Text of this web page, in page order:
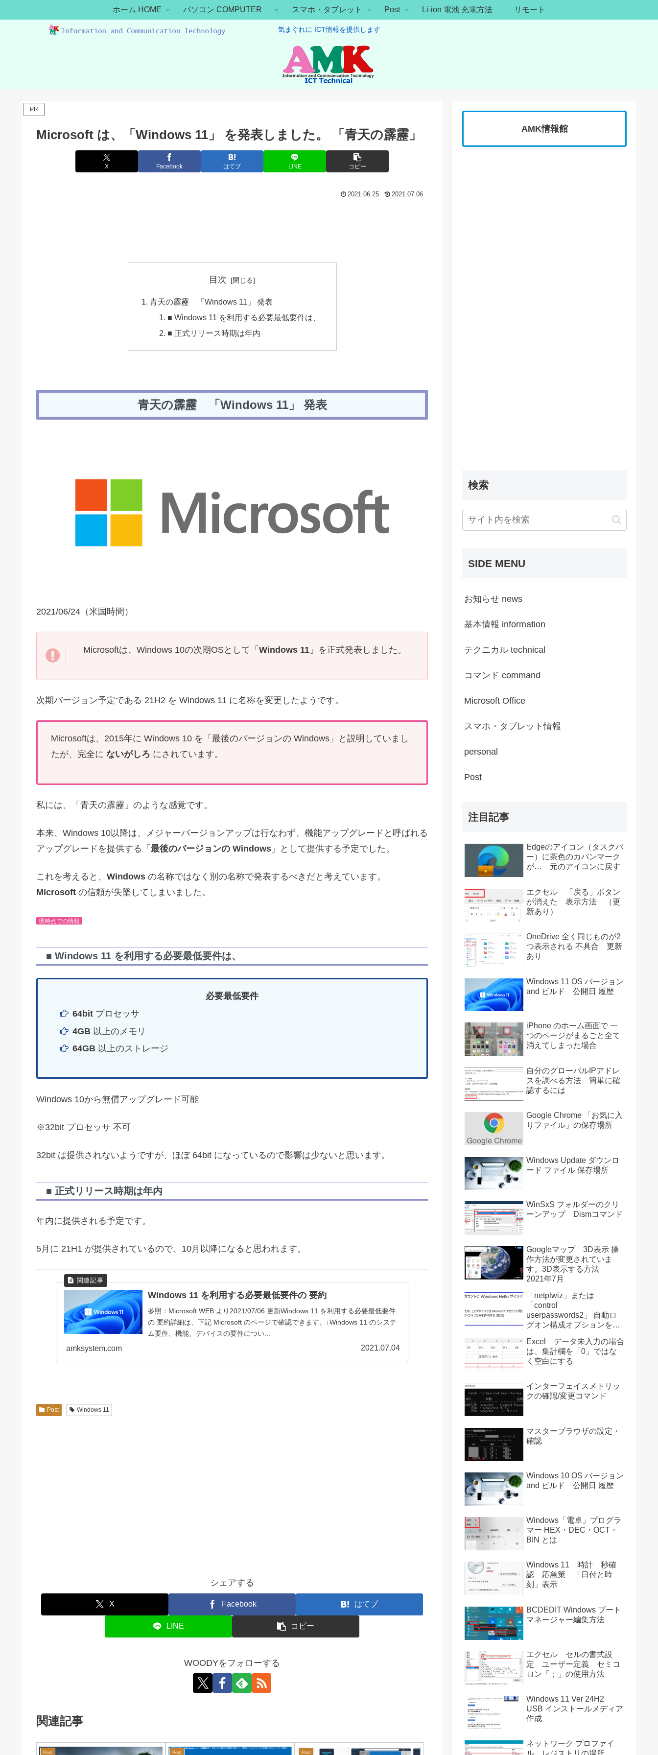
気まぐれに ICT情報を提供します
ホーム HOME パソコン COMPUTER スマホ・タブレット Post Li-ion 電池 充電方法 リモート
PR
Microsoft は、「Windows 11」 を発表しました。 「青天の霹靂」
X Facebook はてブ LINE コピー
2021.06.25 2021.07.06
目次
青天の霹靂 「Windows 11」 発表
■ Windows 11 を利用する必要最低要件は、
■ 正式リリース時期は年内
青天の霹靂 「Windows 11」 発表
2021/06/24（米国時間）
Microsoftは、Windows 10の次期OSとして「 Windows 11 」を正式発表しました。
次期バージョン予定である 21H2 を Windows 11 に名称を変更したようです。
Microsoftは、2015年に Windows 10 を「最後のバージョンの Windows」と説明していまし
たが、完全に ないがしろ にされています。
私には、「青天の霹靂」のような感覚です。
本来、Windows 10以降は、メジャーバージョンアップは行なわず、機能アップグレードと呼ばれる
アップグレードを提供する「 最後のバージョンの Windows 」として提供する予定でした。
これを考えると、 Windows の名称ではなく別の名称で発表するべきだと考えています。
Microsoft の信頼が失墜してしまいました。
現時点での情報
■ Windows 11 を利用する必要最低要件は、
必要最低要件
64bitプロセッサ
4GB以上のメモリ
64GB以上のストレージ
Windows 10から無償アップグレード可能
※32bit プロセッサ 不可
32bit は提供されないようですが、ほぼ 64bit になっているので影響は少ないと思います。
■ 正式リリース時期は年内
年内に提供される予定です。
5月に 21H1 が提供されているので、10月以降になると思われます。
Windows 11 を利用する必要最低要件の 要約
参照：Microsoft WEB より2021/07/06 更新Windows 11 を利用する必要最低要件
の 要約詳細は、下記 Microsoft のページで確認できます。↓Windows 11 のシステ
ム要件、機能、デバイスの要件につい...
amksystem.com 2021.07.04
Post Windows 11
シェアする
X Facebook はてブ
LINE コピー
WOODYをフォローする
関連記事
Post Post Post
AMK情報館
検索
SIDE MENU
お知らせ news
基本情報 information
テクニカル technical
コマンド command
Microsoft Office
スマホ・タブレット情報
personal
Post
注目記事
Edgeのアイコン（タスクバ
ー）に茶色のカバンマーク
が… 元のアイコンに戻す
エクセル 「戻る」ボタン
が消えた 表示方法 （更
新あり）
OneDrive 全く同じものが2
つ表示される 不具合 更新
あり
Windows 11 OS バージョン
and ビルド 公開日 履歴
iPhone のホーム画面で 一
つのページがまるごと全て
消えてしまった場合
自分のグローバルIPアドレ
スを調べる方法 簡単に確
認するには
Google Chrome 「お気に入
りファイル」の保存場所
Windows Update ダウンロ
ード ファイル 保存場所
WinSxS フォルダーのクリ
ーンアップ Dismコマンド
Googleマップ 3D表示 操
作方法が変更されていま
す。3D表示する方法
2021年7月
「netplwiz」または
「control
userpasswords2」 自動ロ
グオン構成オプションを復
Excel データ未入力の場合
は、集計欄を「0」ではな
く空白にする
インターフェイスメトリッ
クの確認/変更コマンド
マスターブラウザの設定・
確認
Windows 10 OS バージョン
and ビルド 公開日 履歴
Windows「電卓」プログラ
マー HEX・DEC・OCT・
BIN とは
Windows 11 時計 秒確
認 応急策 「日付と時
刻」表示
BCDEDIT Windows ブート
マネージャー編集方法
エクセル セルの書式設
定 ユーザー定義 セミコ
ロン「；」の使用方法
Windows 11 Ver 24H2
USB インストールメディア
作成
ネットワーク プロファイ